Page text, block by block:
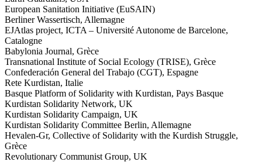
European Sanitation Initiative (EuSAIN)
Berliner Wassertisch, Allemagne
EJAtlas project, ICTA – Université Autonome de Barcelone,
Catalogne
Babylonia Journal, Grèce
Transnational Institute of Social Ecology (TRISE), Grèce
Confederación General del Trabajo (CGT), Espagne
Rete Kurdistan, Italie
Basque Platform of Solidarity with Kurdistan, Pays Basque
Kurdistan Solidarity Network, UK
Kurdistan Solidarity Campaign, UK
Kurdistan Solidarity Committee Berlin, Allemagne
Hevalen-Gr, Collective of Solidarity with the Kurdish Struggle,
Grèce
Revolutionary Communist Group, UK